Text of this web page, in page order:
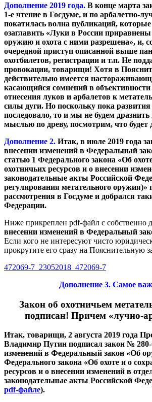
Дополнение 2019 года. В конце марта
1-е чтение в Госдуме, и по арбалетно-
покатилась волна публикаций,
озаглавить «Луки в России
оружию и охота с ними разрешена», и,
очередной приступ описанной выше
охотбилетов, регистрации и т.п. Не
провокации, товарищи! Хотя в
действительно имеется
касающийся сомнений в
отнесения луков и арбалетов к
силы дуги. Но поскольку пока
последовало, то и мы не будем дразнить
мыслью по древу, посмотрим, что будет
Дополнение 2. Итак, в июле 2019 года
внесении изменений в Федеральный
статью 1 Федерального закона «Об
охотничьих ресурсов и о внесении
законодательные акты Российской
регулирования метательного оружия)»
рассмотрения в Госдуме и добрался
Федерации.
Ниже прикреплен pdf-файл с собственно
внесении изменений в Федеральный
Если кого не интересуют чисто
прокрутите его сразу на Пояснительную
472069-7_23052018_472069-7
Дополнение 3. Самое
Закон об охотничьем
подписан! Причем «лучно-
Итак, товарищи, 2 августа 2019 года
Владимир Путин подписал закон №
изменений в Федеральный закон «Об
Федерального закона «Об охоте и о
ресурсов и о внесении изменений в
законодательные акты Российской
pdf-файле).